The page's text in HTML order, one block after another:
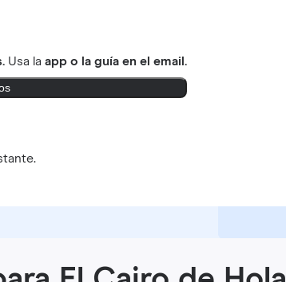
Usa laapp o la guía en el email.